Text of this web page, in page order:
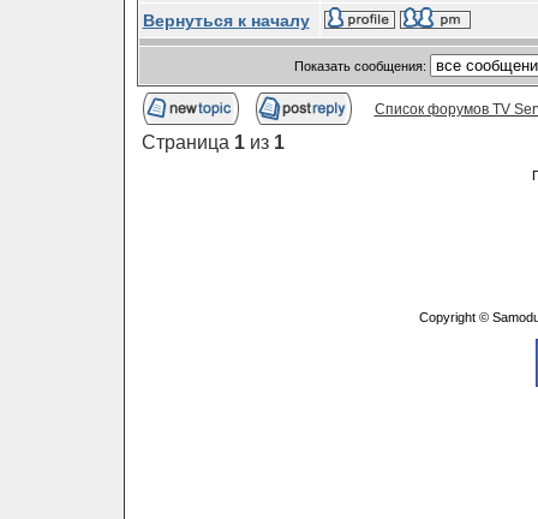
Вернуться к началу
Показать сообщения:
Список форумов TV
Страница 1из 1
Copyright ©